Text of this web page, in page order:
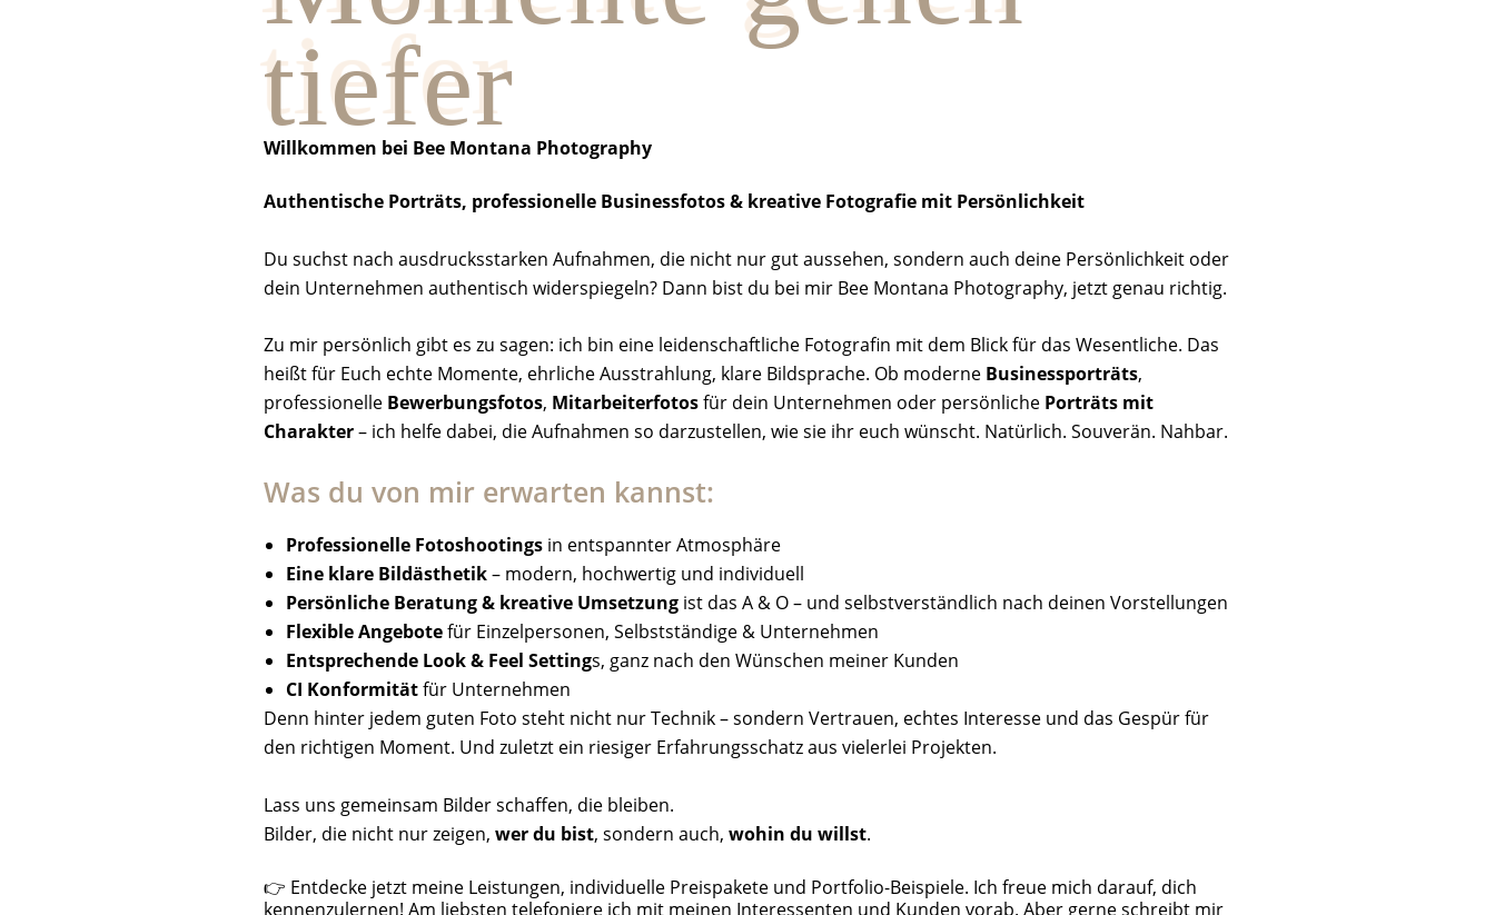
tiefer
Willkommen bei Bee Montana Photography
Authentische Porträts, professionelle Businessfotos & kreative Fotografie mit Persönlichkeit
Du suchst nach ausdrucksstarken Aufnahmen, die nicht nur gut aussehen, sondern auch deine Persönlichkeit oder
dein Unternehmen authentisch widerspiegeln? Dann bist du bei mir Bee Montana Photography, jetzt genau richtig.
Zu mir persönlich gibt es zu sagen: ich bin eine leidenschaftliche Fotografin mit dem Blick für das Wesentliche. Das
heißt für Euch echte Momente, ehrliche Ausstrahlung, klare Bildsprache. Ob moderne Businessporträts,
professionelle Bewerbungsfotos, Mitarbeiterfotosfür dein Unternehmen oder persönliche Porträts mit
Charakter– ich helfe dabei, die Aufnahmen so darzustellen, wie sie ihr euch wünscht. Natürlich. Souverän. Nahbar.
Was du von mir erwarten kannst:
Professionelle Fotoshootingsin entspannter Atmosphäre
Eine klare Bildästhetik– modern, hochwertig und individuell
Persönliche Beratung & kreative Umsetzungist das A & O – und selbstverständlich nach deinen Vorstellungen
Flexible Angebotefür Einzelpersonen, Selbstständige & Unternehmen
Entsprechende Look & Feel Settings, ganz nach den Wünschen meiner Kunden
CI Konformitätfür Unternehmen
Denn hinter jedem guten Foto steht nicht nur Technik – sondern Vertrauen, echtes Interesse und das Gespür für
den richtigen Moment. Und zuletzt ein riesiger Erfahrungsschatz aus vielerlei Projekten.
Lass uns gemeinsam Bilder schaffen, die bleiben.
Bilder, die nicht nur zeigen, wer du bist, sondern auch, wohin du willst.
👉 Entdecke jetzt meine Leistungen, individuelle Preispakete und Portfolio-Beispiele. Ich freue mich darauf, dich
kennenzulernen! Am liebsten telefoniere ich mit meinen Interessenten und Kunden vorab. Aber gerne schreibt mir